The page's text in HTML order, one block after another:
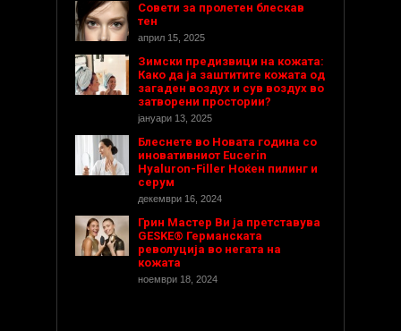
Совети за пролетен блескав
тен
април 15, 2025
Зимски предизвици на кожата:
Како да ја заштитите кожата од
загаден воздух и сув воздух во
затворени простории?
јануари 13, 2025
Блеснете во Новата година со
иновативниот Eucerin
Hyaluron-Filler Ноќен пилинг и
серум
декември 16, 2024
Грин Мастер Ви ја претставува
GESKE® Германската
револуција во негата на
кожата
ноември 18, 2024